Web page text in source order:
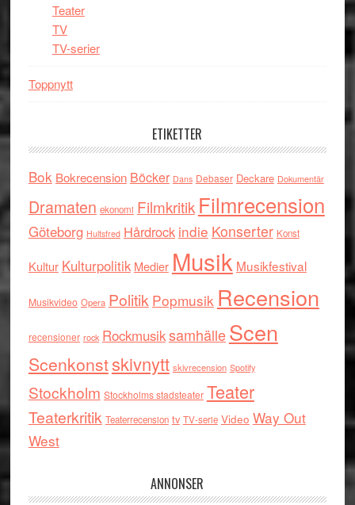
Teater
TV
TV-serier
Toppnytt
ETIKETTER
Bok Bokrecension Böcker Dans Debaser Deckare Dokumentär
Dramaten ekonomi Filmkritik Filmrecension
Göteborg Hultsfred Hårdrock indie Konserter Konst
Kultur Kulturpolitik Medier Musik Musikfestival
Musikvideo Opera Politik Popmusik Recension
recensioner rock RockmusiksamhälleScen
Scenkonstskivnytt skivrecension Spotify
Stockholm Stockholms stadsteater Teater
Teaterkritik Teaterrecension tv TV-serie Video Way Out
West
ANNONSER